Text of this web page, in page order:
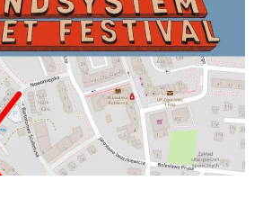
dane w tej przeglądarce podczas
komentarzy.